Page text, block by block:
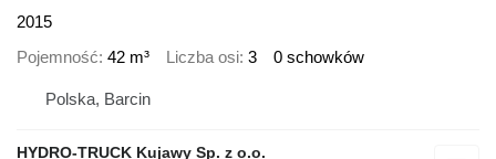
2015
Pojemność 42 m³ Liczba osi 3 0 schowków
Polska, Barcin
HYDRO-TRUCK Kujawy Sp. z o.o.